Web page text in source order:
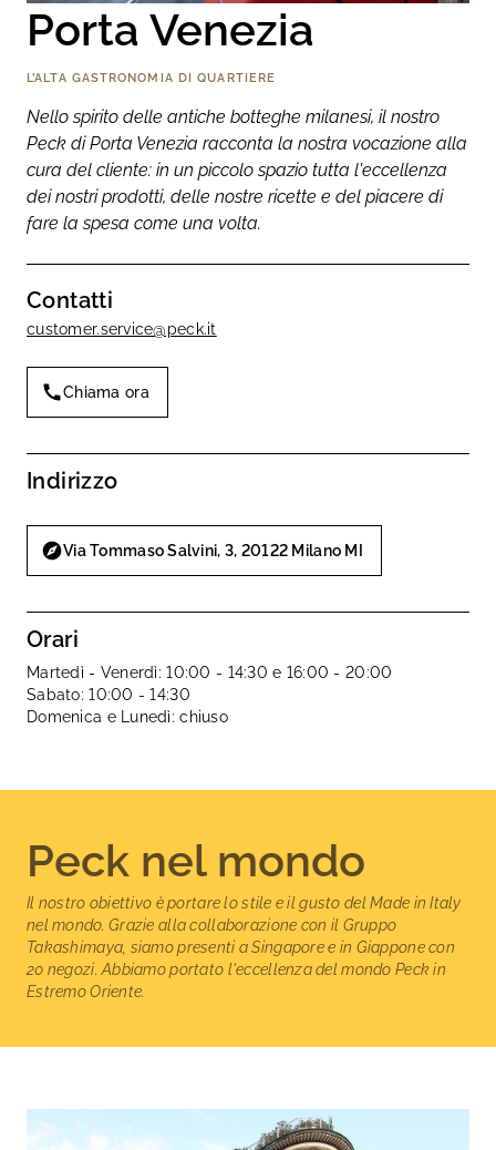
Porta Venezia
L’ALTA GASTRONOMIA DI QUARTIERE
Nello spirito delle antiche botteghe milanesi, il nostro
Peck di Porta Venezia racconta la nostra vocazione alla
cura del cliente: in un piccolo spazio tutta l'eccellenza
dei nostri prodotti, delle nostre ricette e del piacere di
fare la spesa come una volta.
Contatti
customer.service@peck.it
Chiama ora
Indirizzo
Via Tommaso Salvini, 3, 20122 Milano MI
Orari
Martedì - Venerdì: 10:00 - 14:30 e 16:00 - 20:00
Sabato: 10:00 - 14:30
Domenica e Lunedì: chiuso
Peck nel mondo
Il nostro obiettivo è portare lo stile e il gusto del Made in Italy
nel mondo. Grazie alla collaborazione con il Gruppo
Takashimaya, siamo presenti a Singapore e in Giappone con
20 negozi. Abbiamo portato l'eccellenza del mondo Peck in
Estremo Oriente.